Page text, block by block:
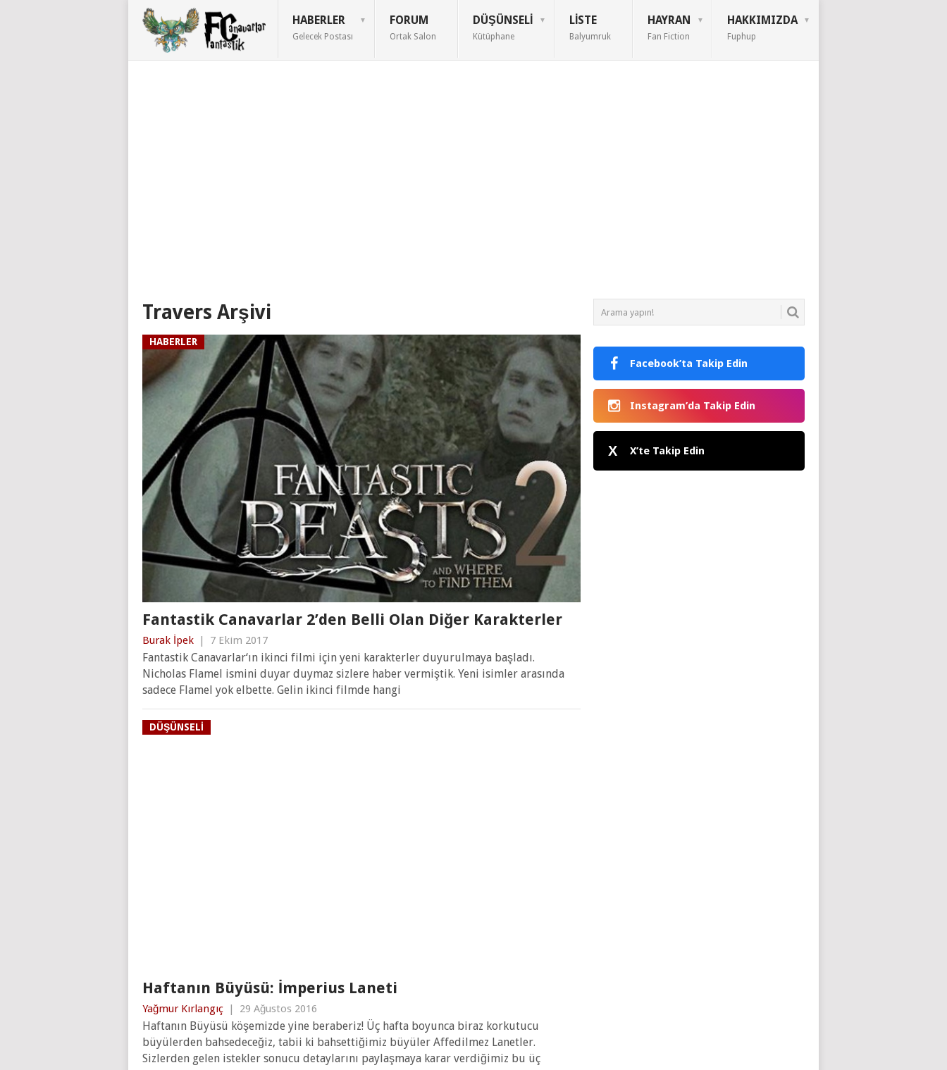
HABERLER
Gelecek Postası
FORUM
Ortak Salon
DÜŞÜNSELI
Kütüphane
LISTE
Balyumruk
HAYRAN
Fan Fiction
HAKKIMIZDA
Fuphup
Travers Arşivi
HABERLER
Fantastik Canavarlar 2’den Belli Olan Diğer Karakterler
Burak İpek | 7 Ekim 2017
Fantastik Canavarlar‘ın ikinci filmi için yeni karakterler duyurulmaya başladı.
Nicholas Flamel ismini duyar duymaz sizlere haber vermiştik. Yeni isimler arasında
sadece Flamel yok elbette. Gelin ikinci filmde hangi
DÜŞÜNSELI
Haftanın Büyüsü: İmperius Laneti
Yağmur Kırlangıç | 29 Ağustos 2016
Haftanın Büyüsü köşemizde yine beraberiz! Üç hafta boyunca biraz korkutucu
büyülerden bahsedeceğiz, tabii ki bahsettiğimiz büyüler Affedilmez Lanetler.
Sizlerden gelen istekler sonucu detaylarını paylaşmaya karar verdiğimiz bu üç
Facebook’ta Takip Edin
Instagram’da Takip Edin
X X’te Takip Edin